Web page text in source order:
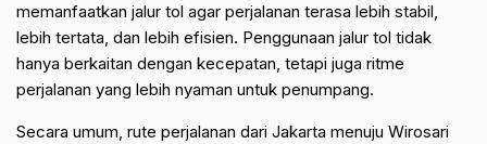
memanfaatkan jalur tol agar perjalanan terasa lebih stabil,
lebih tertata, dan lebih efisien. Penggunaan jalur tol tidak
hanya berkaitan dengan kecepatan, tetapi juga ritme
perjalanan yang lebih nyaman untuk penumpang.
Secara umum, rute perjalanan dari Jakarta menuju Wirosari